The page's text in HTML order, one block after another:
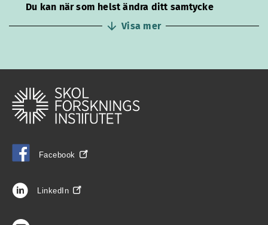
Du kan när som helst ändra ditt samtycke
Visa mer
Facebook
LinkedIn